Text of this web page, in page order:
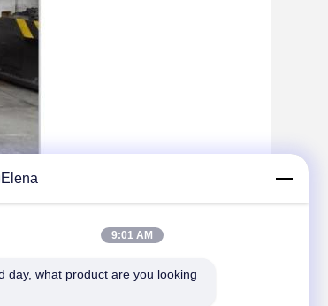
Elena
9:01 AM
day, what product are you looking